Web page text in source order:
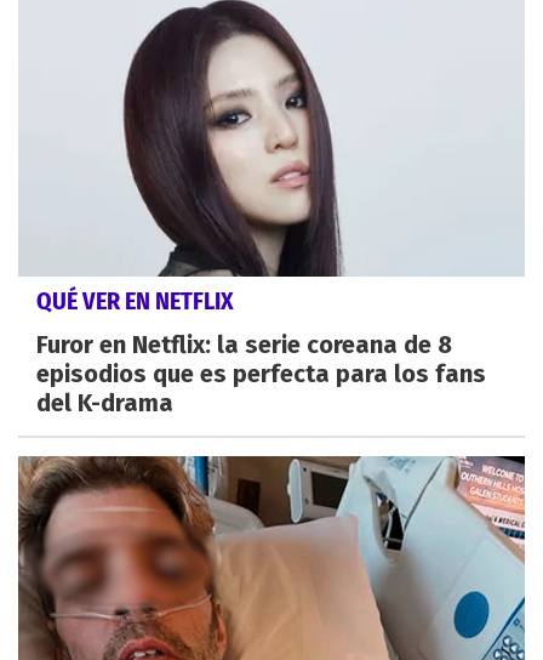
QUÉ VER EN NETFLIX
Furor en Netflix: la serie coreana de 8
episodios que es perfecta para los fans
del K-drama